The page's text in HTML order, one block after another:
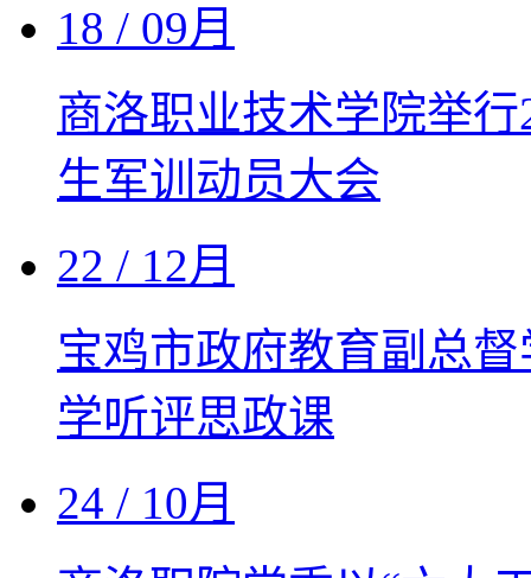
18 / 09月
商洛职业技术学院举
生军训动员大会
22 / 12月
宝鸡市政府教育副总
学听评思政课
24 / 10月